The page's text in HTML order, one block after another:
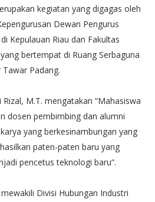
kegiatan yang digagas oleh
Dewan Pengurus
Kepulauan Riau dan Fakultas
bertempat di Ruang Serbaguna
Padang.
M.T. mengatakan “Mahasiswa
dosen pembimbing dan alumni
yang berkesinambungan yang
paten-paten baru yang
pencetus teknologi baru”.
Divisi Hubungan Industri